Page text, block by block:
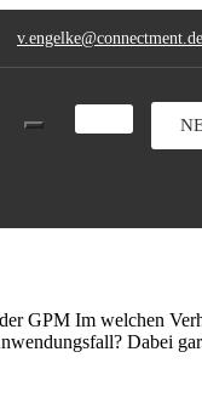
v.engelke@connectment.de
GPM Im welchen
Dabei